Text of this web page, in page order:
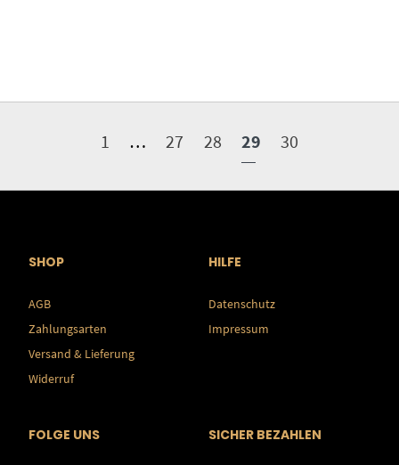
1 … 27 28 29 30
SHOP
AGB
Zahlungsarten
Versand & Lieferung
Widerruf
HILFE
Datenschutz
Impressum
FOLGE UNS SICHER BEZAHLEN